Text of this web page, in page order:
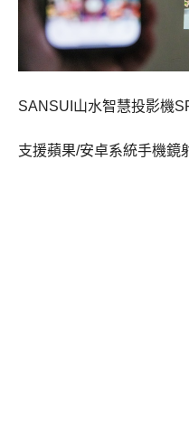
SANSUI山水智慧投影機
支援蘋果/安卓系統手機鏡